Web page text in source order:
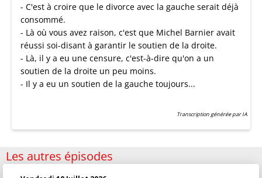
- C'est à croire que le divorce avec la gauche serait déjà
consommé.
- Là où vous avez raison, c'est que Michel Barnier avait
réussi soi-disant à garantir le soutien de la droite.
- Là, il y a eu une censure, c'est-à-dire qu'on a un
soutien de la droite un peu moins.
- Il y a eu un soutien de la gauche toujours...
Transcription générée par IA
Les autres épisodes